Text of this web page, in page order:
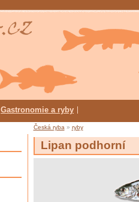
Gastronomie a ryby
Česká ryba » ryby
Lipan podhorní